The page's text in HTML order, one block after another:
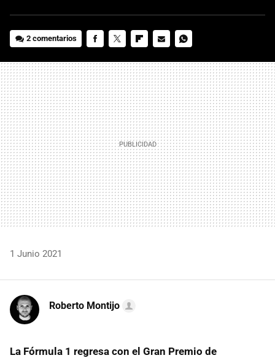
2 comentarios
MAIL
1 Junio 2021
Roberto Montijo
La Fórmula 1 regresa con el Gran Premio de